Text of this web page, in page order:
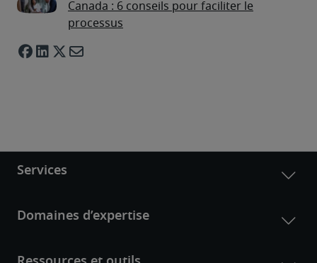
Canada : 6 conseils pour faciliter le
processus